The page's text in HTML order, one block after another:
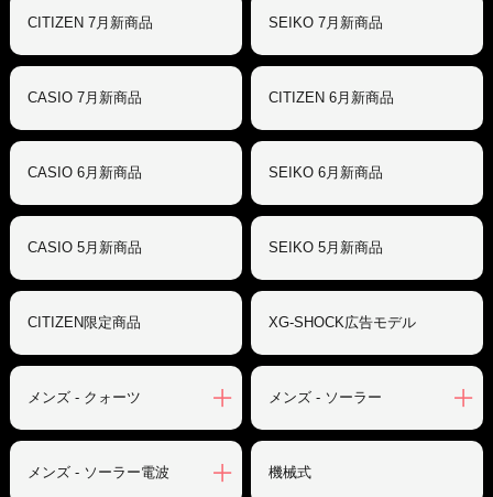
CITIZEN 7月新商品 SEIKO 7月新商品
CASIO 7月新商品 CITIZEN 6月新商品
CASIO 6月新商品 SEIKO 6月新商品
CASIO 5月新商品 SEIKO 5月新商品
CITIZEN限定商品 XG-SHOCK広告モデル
メンズ - クォーツ メンズ - ソーラー
メンズ - ソーラー電波 機械式